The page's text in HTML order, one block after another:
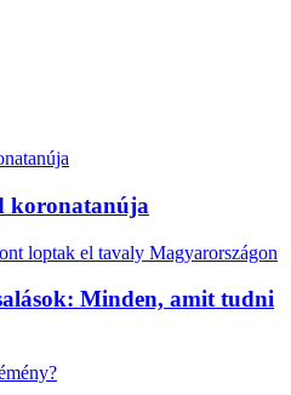
koronatanúja
Minden, amit tudni